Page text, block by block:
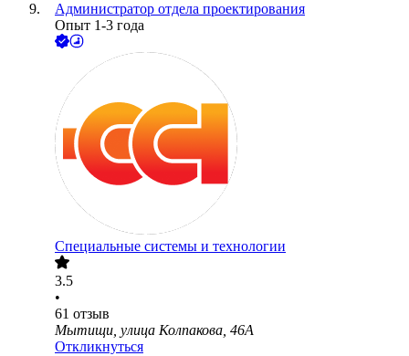
Администратор отдела проектирования
Опыт 1-3 года
Специальные системы и технологии
3.5
•
61 отзыв
Мытищи, улица Колпакова, 46А
Откликнуться